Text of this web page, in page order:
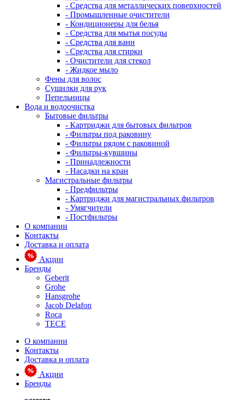
- Средства для металлических поверхностей
- Промышленные очистители
- Кондиционеры для белья
- Средства для мытья посуды
- Средства для ванн
- Средства для стирки
- Очистители для стекол
- Жидкое мыло
Фены для волос
Сушилки для рук
Пепельницы
Вода и водоочистка
Бытовые фильтры
- Картриджи для бытовых фильтров
- Фильтры под раковину
- Фильтры рядом с раковиной
- Фильтры-кувшины
- Принадлежности
- Насадки на кран
Магистральные фильтры
- Предфильтры
- Картриджи для магистральных фильтров
- Умягчители
- Постфильтры
О компании
Контакты
Доставка и оплата
Акции
Бренды
Geberit
Grohe
Hansgrohe
Jacob Delafon
Roca
TECE
О компании
Контакты
Доставка и оплата
Акции
Бренды